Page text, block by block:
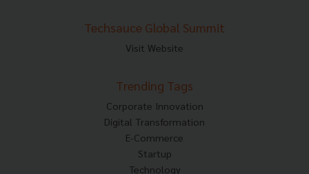
Techsauce Global Summit
Visit Website
Trending Tags
Corporate Innovation
Digital Transformation
E-Commerce
Startup
Technology